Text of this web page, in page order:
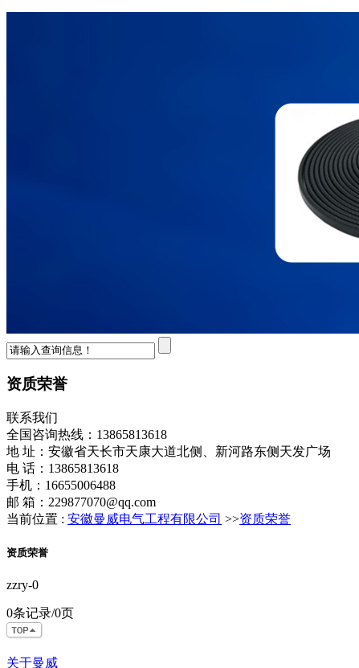
资质荣誉
联系我们
全国咨询热线： 13865813618
地 址：安徽省天长市天康大道北侧、新河路东侧天发广场
电 话：13865813618
手机：16655006488
邮 箱：229877070@qq.com
当前位置 : 安徽曼威电气工程有限公司 >>资质荣誉
资质荣誉
zzry-0
0条记录/0页
关于曼威